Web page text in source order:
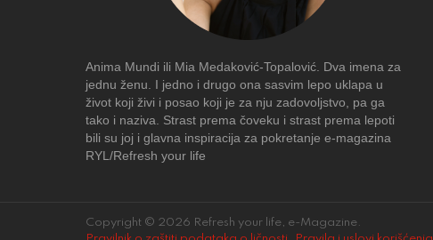
Anima Mundi ili Mia Medaković-Topalović. Dva imena za
jednu ženu. I jedno i drugo ona sasvim lepo uklapa u
život koji živi i posao koji je za nju zadovoljstvo, pa ga
tako i naziva. Strast prema čoveku i strast prema lepoti
bili su joj i glavna inspiracija za pokretanje e-magazina
RYL/Refresh your life
Copyright © 2026 Refresh your life, e-Magazine.